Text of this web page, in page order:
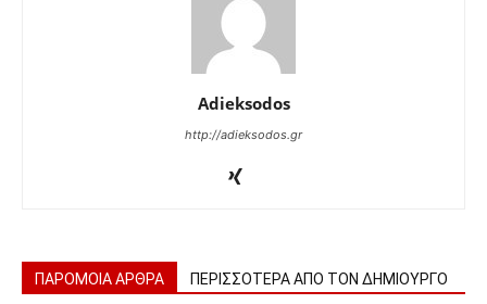
Adieksodos
http://adieksodos.gr
ΠΑΡΟΜΟΙΑ ΑΡΘΡΑ ΠΕΡΙΣΣΟΤΕΡΑ ΑΠΟ ΤΟΝ ΔΗΜΙΟΥΡΓΟ